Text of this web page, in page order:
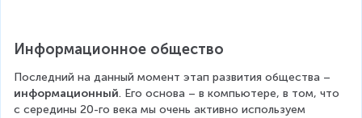
Информационное общество
Последний на данный момент этап развития общества –
информационный. Его основа – в компьютере, в том, что
с середины 20-го века мы очень активно используем